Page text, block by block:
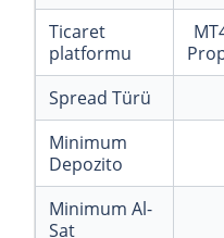
Ticaret
platformu
Spread Türü
Minimum
Depozito
Minimum Al-
Sat